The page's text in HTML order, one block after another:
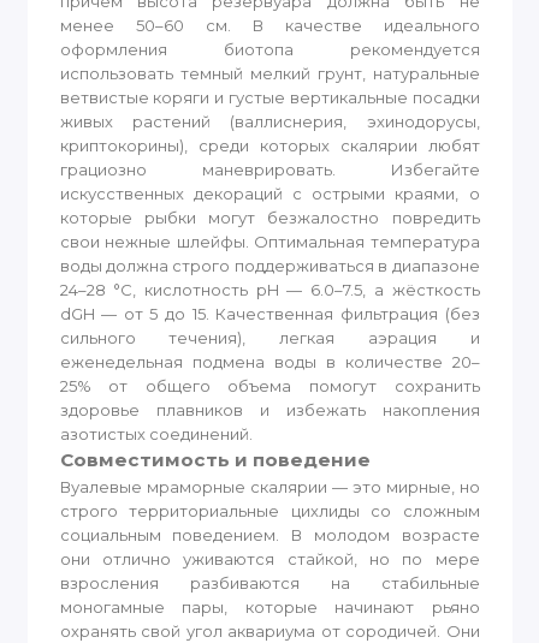
менее 50–60 см. В качестве идеального
оформления биотопа рекомендуется
использовать темный мелкий грунт, натуральные
ветвистые коряги и густые вертикальные посадки
живых растений (валлиснерия, эхинодорусы,
криптокорины), среди которых скалярии любят
грациозно маневрировать. Избегайте
искусственных декораций с острыми краями, о
которые рыбки могут безжалостно повредить
свои нежные шлейфы. Оптимальная температура
воды должна строго поддерживаться в диапазоне
24–28 °C, кислотность pH — 6.0–7.5, а жёсткость
dGH — от 5 до 15. Качественная фильтрация (без
сильного течения), легкая аэрация и
еженедельная подмена воды в количестве 20–
25% от общего объема помогут сохранить
здоровье плавников и избежать накопления
азотистых соединений.
Совместимость и поведение
Вуалевые мраморные скалярии — это мирные, но
строго территориальные цихлиды со сложным
социальным поведением. В молодом возрасте
они отлично уживаются стайкой, но по мере
взросления разбиваются на стабильные
моногамные пары, которые начинают рьяно
охранять свой угол аквариума от сородичей. Они